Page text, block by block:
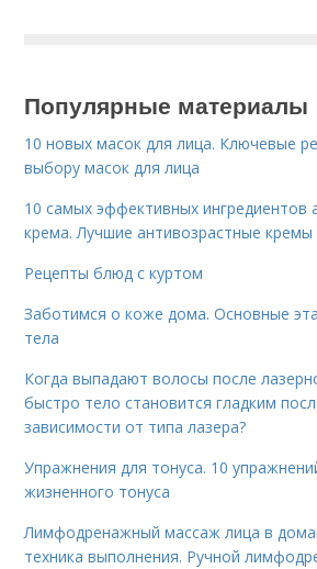
Популярные материалы
10 новых масок для лица. Ключевые
выбору масок для лица
10 самых эффективных ингредиентов
крема. Лучшие антивозрастные кремы
Рецепты блюд с куртом
Заботимся о коже дома. Основные
тела
Когда выпадают волосы после
быстро тело становится гладким
зависимости от типа лазера?
Упражнения для тонуса. 10
жизненного тонуса
Лимфодренажный массаж лица в
техника выполнения. Ручной